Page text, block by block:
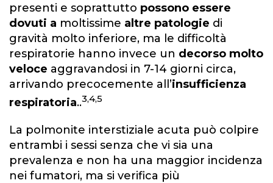
presenti e soprattutto possono essere
dovuti a moltissime altre patologie di
gravità molto inferiore, ma le difficoltà
respiratorie hanno invece un decorso molto
veloce aggravandosi in 7-14 giorni circa,
arrivando precocemente all’insufficienza
respiratoria..3,4,5
La polmonite interstiziale acuta può colpire
entrambi i sessi senza che vi sia una
prevalenza e non ha una maggior incidenza
nei fumatori, ma si verifica più